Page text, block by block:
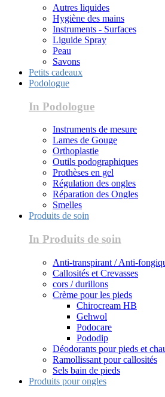
Autres liquides
Hygiène des mains
Instruments - Surfaces
Liguide Spray
Peau
Savons
Petits cadeaux
Podologue
In Podologue
Instruments de mesure
Lames de Gouge
Orthoplastie
Outils podographiques
Prothèses en gel
Régulation des ongles
Réparation des Ongles
Smelles
Produits de soin
In Produits de soin
Anti-transpirant / Anti-
Callosités et Crevasses
cors / durillons
Crème pour les pieds
Chirocream HB
Gehwol
Podocare
Pododip
Déodorants pour pieds et
Ramollissant pour callosités
Sels bain de pieds
Produits pour ongles